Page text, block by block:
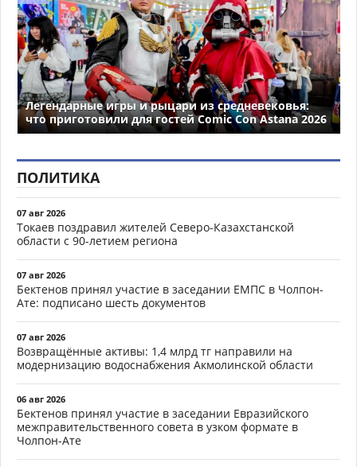
Легендарные игры и рыцари из средневековья:
что приготовили для гостей Comic Con Astana 2026
ПОЛИТИКА
07 авг 2026
Токаев поздравил жителей Северо-Казахстанской
области с 90-летием региона
07 авг 2026
Бектенов принял участие в заседании ЕМПС в Чолпон-
Ате: подписано шесть документов
07 авг 2026
Возвращённые активы: 1,4 млрд тг направили на
модернизацию водоснабжения Акмолинской области
06 авг 2026
Бектенов принял участие в заседании Евразийского
межправительственного совета в узком формате в
Чолпон-Ате